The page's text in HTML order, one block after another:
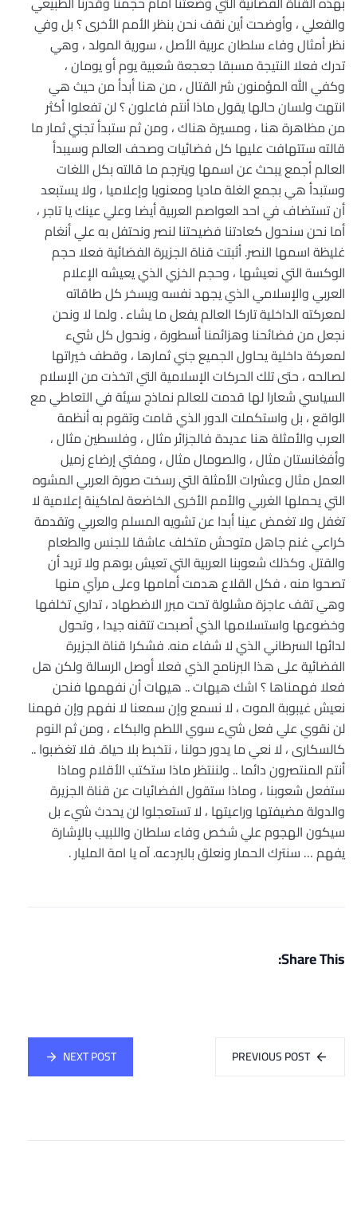
والفعلي ، وأوضحت أين نقف نحن بنظر الأمم الأخرى ؟ بل وفي
نظر أمثال وفاء سلطان عربية الأصل ، سورية المولد ، وهي
تدرك فعلا النتيجة مسبقا جعجعة شعبية يوم أو يومان ،
وكفي الله المؤمنون شر القتال ، من هنا أبدأ من حيث هي
انتهت ولسان حالها يقول ماذا أنتم فاعلون ؟ لن تفعلوا أكثر
من مظاهرة هنا ، ومسيرة هناك ، ومن ثم ستبدأ تجني ثمار ما
قالته ستتهافت عليها كل فضائيات وصحف العالم وسيبدأ
العالم أجمع يبحث عن اسمها ويترجم ما قالته بكل اللغات
وستبدأ هي بجمع الغلة ماديا ومعنويا وإعلاميا ، ولا يستبعد
أن تستضاف في احد العواصم العربية أيضا وعلي عينك يا تاجر ،
أما نحن سنحول كعادتنا فضيحتنا لنصر ونحتفل به علي أنغام
غليظة اسمها النصر. أثبتت قناة الجزيرة الفضائية فعلا حجم
الوكسة التي نعيشها ، وحجم الخزي الذي يعيشه الإعلام
العربي والإسلامي الذي يجهد نفسه ويسخر كل طاقاته
لمعركته الداخلية تاركا العالم يفعل ما يشاء . ولما لا ونحن
نجعل من فضائحنا وهزائمنا أسطورة ، ونحول كل شيء
لمعركة داخلية يحاول الجميع جني ثمارها ، وقطف خيراتها
لصالحه ، حتى تلك الحركات الإسلامية التي اتخذت من الإسلام
السياسي شعارا لها قدمت للعالم نماذج سيئة في التعاطي مع
الواقع ، بل واستكملت الدور الذي قامت وتقوم به أنظمة
العرب والأمثلة هنا عديدة فالجزائر مثال ، وفلسطين مثال ،
وأفغانستان مثال ، والصومال مثال ، ومفتي إرضاع زميل
العمل مثال وعشرات الأمثلة التي رسخت صورة العربي المشوه
التي يحملها الغربي والأمم الأخرى الخاضعة لماكينة إعلامية لا
تغفل ولا تغمض عينا أبدا عن تشويه المسلم والعربي وتقدمة
كراعي غنم جاهل متوحش متخلف عاشقا للجنس والطعام
والقتل. وكذلك شعوبنا العربية التي تعيش بوهم ولا تريد أن
تصحوا منه ، فكل القلاع هدمت أمامها وعلى مرآي منها
وهي تقف عاجزة مشلولة تحت مبرر الاضطهاد ، تداري تخلفها
وخضوعها واستسلامها الذي أصبحت تتقنه جيدا ، وتحول
لدائها السرطاني الذي لا شفاء منه. فشكرا قناة الجزيرة
الفضائية على هذا البرنامج الذي فعلا أوصل الرسالة ولكن هل
فعلا فهمناها ؟ اشك هيهات .. هيهات أن نفهمها فنحن
نعيش غيبوبة الموت ، لا نسمع وإن سمعنا لا نفهم وإن فهمنا
لن نقوي علي فعل شيء سوي اللطم والبكاء ، ومن ثم النوم
كالسكارى ، لا نعي ما يدور حولنا ، نتخبط بلا حياة. فلا تغضبوا ..
أنتم المنتصرون دائما .. ولننتظر ماذا ستكتب الأقلام وماذا
ستفعل شعوبنا ، وماذا ستقول الفضائيات عن قناة الجزيرة
والدولة مضيفتها وراعيتها ، لا تستعجلوا لن يحدث شيء بل
سيكون الهجوم علي شخص وفاء سلطان واللبيب بالإشارة
يفهم … سنترك الحمار ونعلق بالبردعه. آه يا امة المليار .
Share This:
PREVIOUS POST
NEXT POST